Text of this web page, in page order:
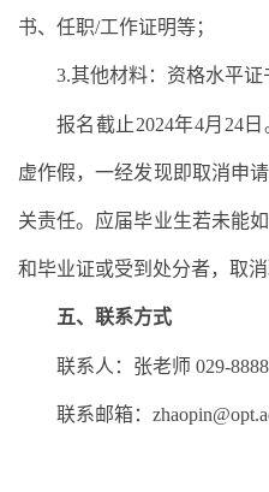
书、任职/工作证明等；
3.其他材料：资格水平证
报名截止2024年4月24
虚作假，一经发现即取消申
关责任。应届毕业生若未能
和毕业证或受到处分者，取消
五、联系方式
联系人：张老师 029-
联系邮箱：